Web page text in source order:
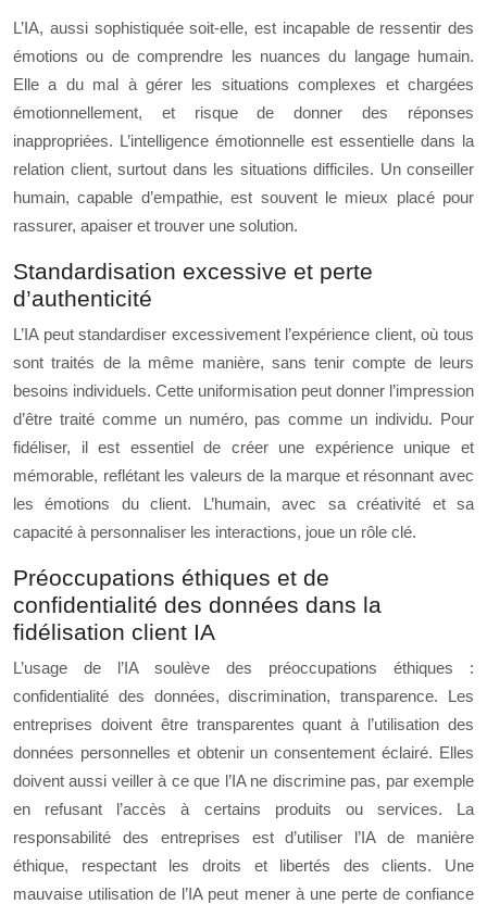
L’IA, aussi sophistiquée soit-elle, est incapable de ressentir des
émotions ou de comprendre les nuances du langage humain.
Elle a du mal à gérer les situations complexes et chargées
émotionnellement, et risque de donner des réponses
inappropriées. L’intelligence émotionnelle est essentielle dans la
relation client, surtout dans les situations difficiles. Un conseiller
humain, capable d’empathie, est souvent le mieux placé pour
rassurer, apaiser et trouver une solution.
Standardisation excessive et perte
d’authenticité
L’IA peut standardiser excessivement l’expérience client, où tous
sont traités de la même manière, sans tenir compte de leurs
besoins individuels. Cette uniformisation peut donner l’impression
d’être traité comme un numéro, pas comme un individu. Pour
fidéliser, il est essentiel de créer une expérience unique et
mémorable, reflétant les valeurs de la marque et résonnant avec
les émotions du client. L’humain, avec sa créativité et sa
capacité à personnaliser les interactions, joue un rôle clé.
Préoccupations éthiques et de
confidentialité des données dans la
fidélisation client IA
L’usage de l’IA soulève des préoccupations éthiques :
confidentialité des données, discrimination, transparence. Les
entreprises doivent être transparentes quant à l’utilisation des
données personnelles et obtenir un consentement éclairé. Elles
doivent aussi veiller à ce que l’IA ne discrimine pas, par exemple
en refusant l’accès à certains produits ou services. La
responsabilité des entreprises est d’utiliser l’IA de manière
éthique, respectant les droits et libertés des clients. Une
mauvaise utilisation de l’IA peut mener à une perte de confiance